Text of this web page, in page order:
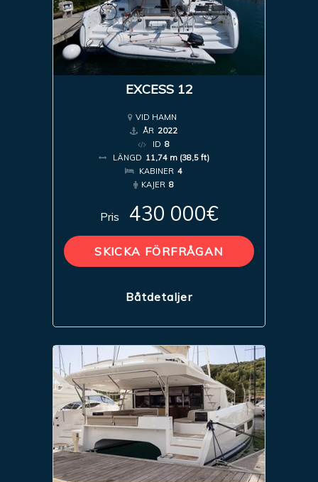
EXCESS 12
VID HAMN
ÅR 2022
ID 8
LÄNGD 11,74 m (38,5 ft)
KABINER 4
KAJER 8
Pris 430 000€
SKICKA FÖRFRÅGAN
Båtdetaljer